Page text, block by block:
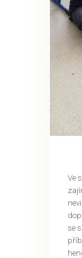
Ve
se